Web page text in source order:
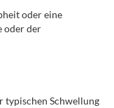
oder eine
oder der
typischen Schwellung